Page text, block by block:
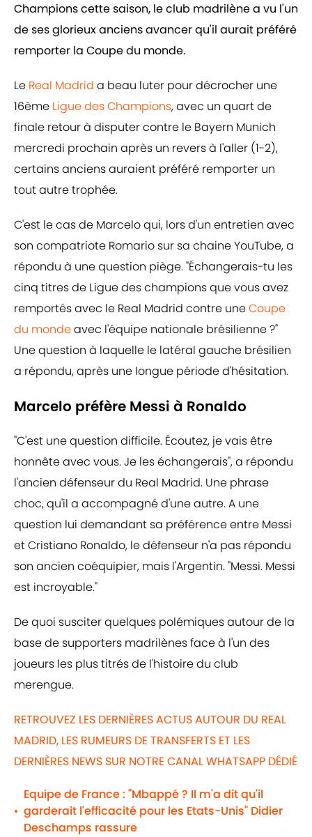
Champions cette saison, le club madrilène a vu l'un
de ses glorieux anciens avancer qu'il aurait préféré
remporter la Coupe du monde.
Le Real Madrid a beau luter pour décrocher une
16ème Ligue des Champions, avec un quart de
finale retour à disputer contre le Bayern Munich
mercredi prochain après un revers à l'aller (1-2),
certains anciens auraient préféré remporter un
tout autre trophée.
C'est le cas de Marcelo qui, lors d'un entretien avec
son compatriote Romario sur sa chaine YouTube, a
répondu à une question piège. "Échangerais-tu les
cinq titres de Ligue des champions que vous avez
remportés avec le Real Madrid contre uneCoupe
du mondeavec l'équipe nationale brésilienne ?"
Une question à laquelle le latéral gauche brésilien
a répondu, après une longue période d'hésitation.
Marcelo préfère Messi à Ronaldo
"C'est une question difficile. Écoutez, je vais être
honnête avec vous. Je les échangerais", a répondu
l'ancien défenseur du Real Madrid. Une phrase
choc, qu'il a accompagné d'une autre. A une
question lui demandant sa préférence entre Messi
et Cristiano Ronaldo, le défenseur n'a pas répondu
son ancien coéquipier, mais l'Argentin. "Messi. Messi
est incroyable."
De quoi susciter quelques polémiques autour de la
base de supporters madrilènes face à l'un des
joueurs les plus titrés de l'histoire du club
merengue.
RETROUVEZ LES DERNIÈRES ACTUS AUTOUR DU REAL
MADRID, LES RUMEURS DE TRANSFERTS ET LES
DERNIÈRES NEWS SUR NOTRE CANAL WHATSAPP DÉDIÉ
•
Equipe de France : "Mbappé ? Il m'a dit qu'il
garderait l'efficacité pour les Etats-Unis" Didier
Deschamps rassure